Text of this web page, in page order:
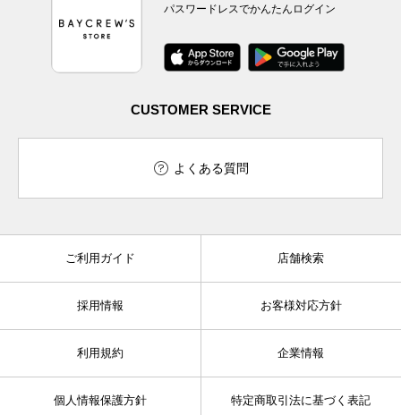
パスワードレスでかんたんログイン
CUSTOMER SERVICE
よくある質問
ご利用ガイド 店舗検索
採用情報 お客様対応方針
利用規約 企業情報
個人情報保護方針 特定商取引法に基づく表記